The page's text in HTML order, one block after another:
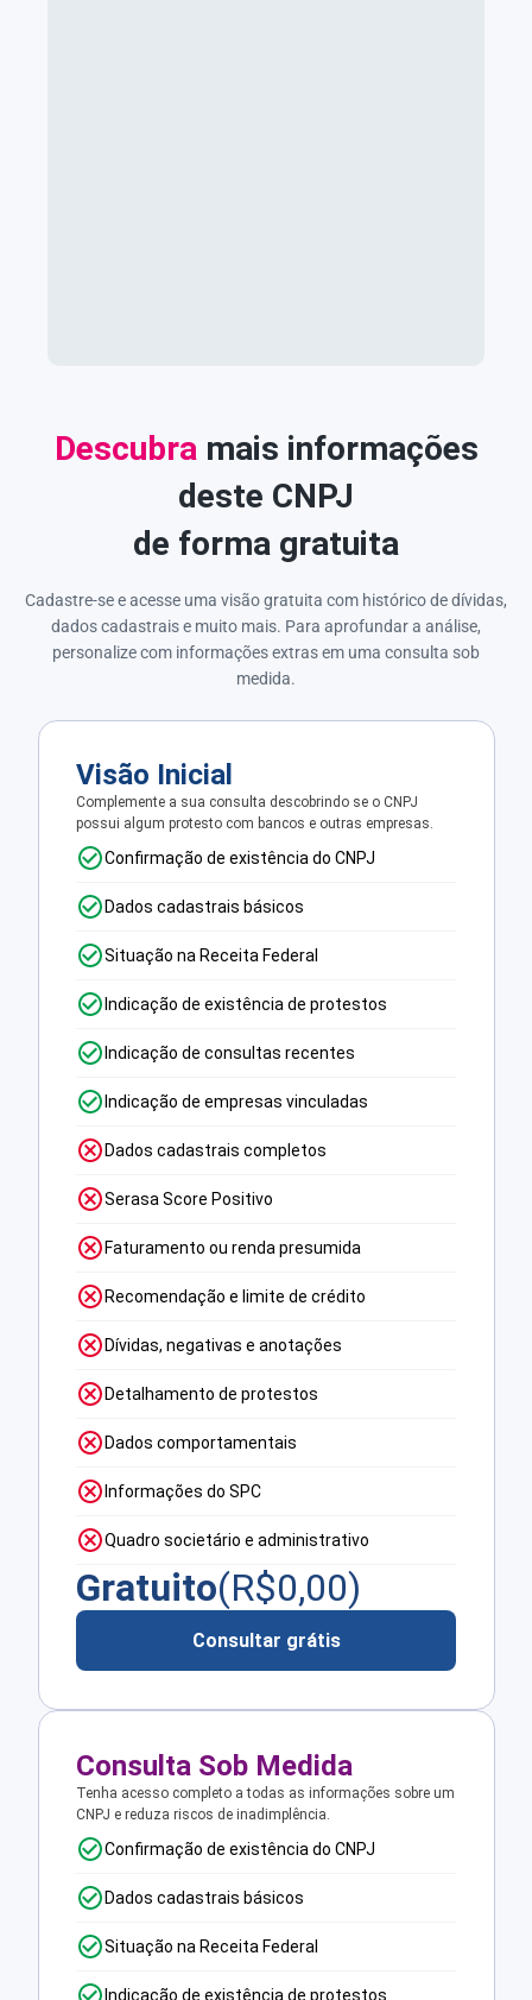
Descubra mais informações
deste CNPJ
de forma gratuita
Cadastre-se e acesse uma visão gratuita com histórico de dívidas,
dados cadastrais e muito mais. Para aprofundar a análise,
personalize com informações extras em uma consulta sob
medida.
Visão Inicial
Complemente a sua consulta descobrindo se o CNPJ
possui algum protesto com bancos e outras empresas.
Confirmação de existência do CNPJ
Dados cadastrais básicos
Situação na Receita Federal
Indicação de existência de protestos
Indicação de consultas recentes
Indicação de empresas vinculadas
Dados cadastrais completos
Serasa Score Positivo
Faturamento ou renda presumida
Recomendação e limite de crédito
Dívidas, negativas e anotações
Detalhamento de protestos
Dados comportamentais
Informações do SPC
Quadro societário e administrativo
Gratuito(R$0,00)
Consultar grátis
Consulta Sob Medida
Tenha acesso completo a todas as informações sobre um
CNPJ e reduza riscos de inadimplência.
Confirmação de existência do CNPJ
Dados cadastrais básicos
Situação na Receita Federal
Indicação de existência de protestos